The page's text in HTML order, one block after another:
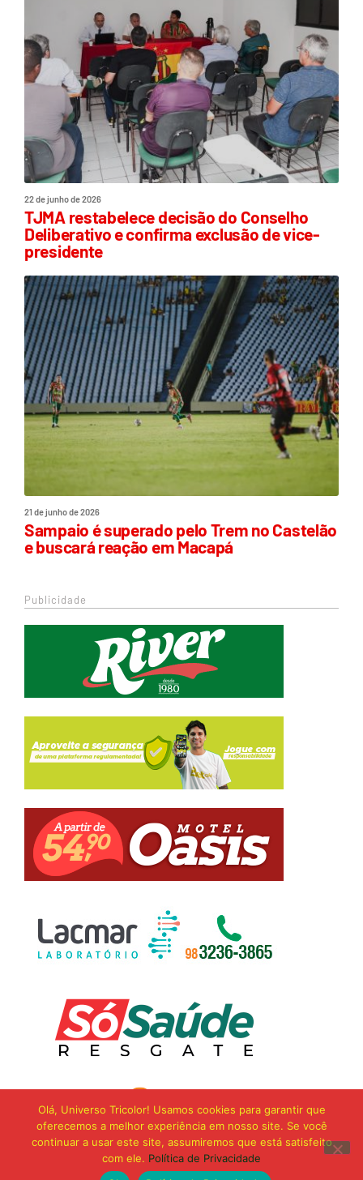
22 de junho de 2026
TJMA restabelece decisão do Conselho
Deliberativo e confirma exclusão de vice-
presidente
21 de junho de 2026
Sampaio é superado pelo Trem no Castelão
e buscará reação em Macapá
Publicidade
Olá, Universo Tricolor! Usamos cookies para garantir que
oferecemos a melhor experiência em nosso site. Se você
continuar a usar este site, assumiremos que está satisfeito
com ele. Política de Privacidade